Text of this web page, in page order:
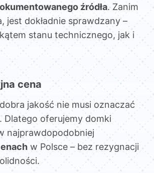
źródła. Zanim
jest dokładnie sprawdzany –
stanu technicznego, jak i
cena
jakość nie musi oznaczać
Dlatego oferujemy domki
najprawdopodobniej
w Polsce – bez rezygnacji